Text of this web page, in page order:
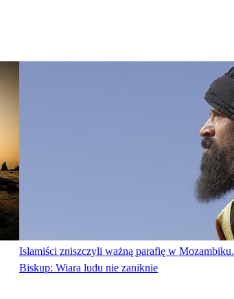
Islamiści zniszczyli ważną parafię w Mozambiku.
Biskup: Wiara ludu nie zaniknie